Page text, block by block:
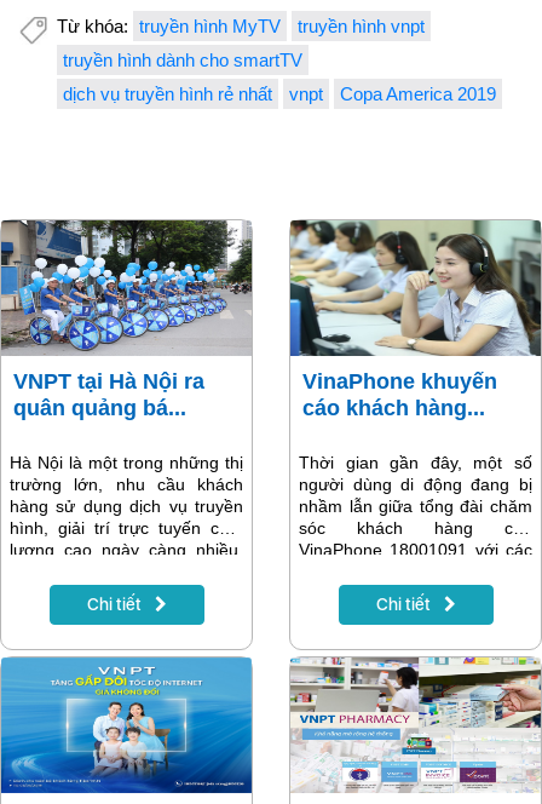
Từ khóa: truyền hình MyTV
truyền hình vnpt
truyền hình dành cho smartTV
dịch vụ truyền hình rẻ nhất
vnpt Copa America 2019
VNPT tại Hà Nội ra
quân quảng bá...
Hà Nội là một trong những thị
trường lớn, nhu cầu khách
hàng sử dụng dịch vụ truyền
hình, giải trí trực tuyến chất
lượng cao ngày càng nhiều,
đôi - Giá không đổi" từ ngày
1-6 không chỉ là dịp để tri ân
internet cáp quang của VNPT
mà còn là cơ hội để gia tăng
thêm thị phần khách hàng sử
dụng dịch vụ tích hợp cả cáp
quang và truyền hình.
Chi tiết
VinaPhone khuyến
cáo khách hàng...
Thời gian gần đây, một số
người dùng di động đang bị
nhầm lẫn giữa tổng đài chăm
sóc khách hàng của
VinaPhone 18001091 với các
đến bị trừ cước điện thoại.
Chi tiết